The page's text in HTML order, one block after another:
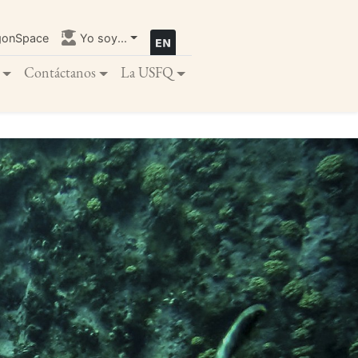
Yo soy...
Contáctanos La USFQ